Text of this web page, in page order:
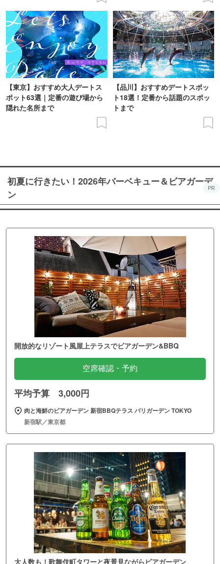
【東京】おすすめ大人デートス
ポット63選｜定番の遊び場から
隠れた名所まで
【品川】おすすめデートスポッ
ト18選！定番から話題のスポッ
トまで
初夏に行きたい！2026年バーベキュー＆ビアガーデ
ン
PR
開放的なリゾート風屋上テラスでビアガーデン&BBQ
空席確認・予約
平均予算 3,000円
肉と海鮮のビアガーデン 新宿BBQテラス バリガーデン TOKYO
新宿駅／東京都
大人数も！歌舞伎町タワーと夜景見ながらビアガーデン